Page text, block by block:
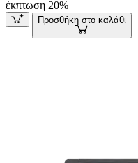
έκπτωση 20%
Προσθήκη στο καλάθι